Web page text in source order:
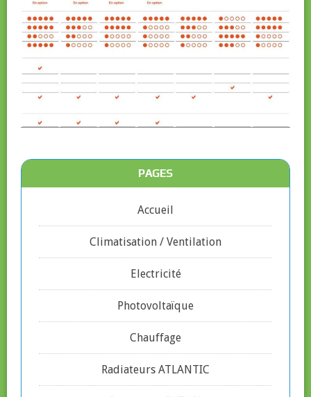
PAGES
Accueil
Climatisation / Ventilation
Electricité
Photovoltaïque
Chauffage
Radiateurs ATLANTIC